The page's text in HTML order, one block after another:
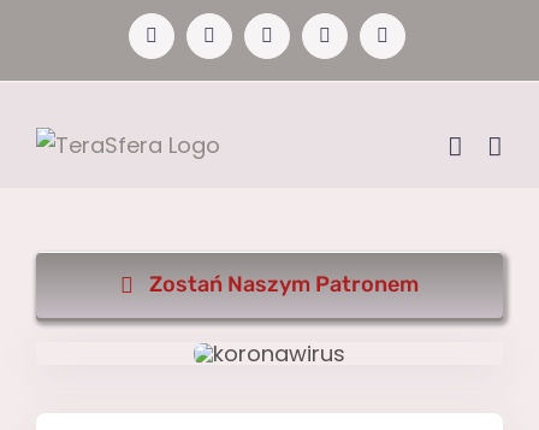
zawartości
FacebookYouTubeInstagramPinterest
X
Zostań Naszym Patronem